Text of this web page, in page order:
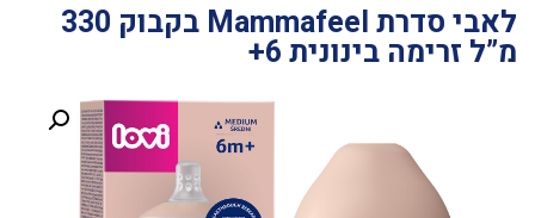
לאבי סדרת Mammafeel בקבוק 330
מ”ל זרימה בינונית 6+